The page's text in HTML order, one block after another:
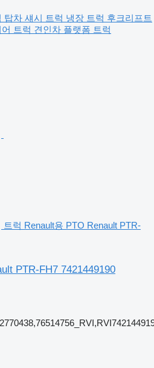
탑차 섀시 트럭 냉장 트럭 후크리프트
트럭 견인차 플랫폼 트럭
트럭 Renault용 PTO Renault PTR-
PTR-FH7 7421449190